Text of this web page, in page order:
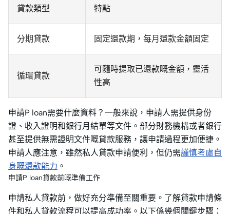
貸款類型 特點
分期貸款 固定還款期，每月還款金額固定
循環貸款
可隨時提取已還款嘅金額，靈活
性高
申請P loan需要什麼資料？一般來說，申請人需提供身份
證、收入證明和銀行月結單等文件。部分財務機構或者銀行
甚至提供無需證明文件嘅貸款服務，讓申請過程更加便捷。
申請人應注意，雖然私人貸款申請便利，但仍需謹慎考慮自
身嘅還款能力 。
申請P loan貸款前嘅準備工作
申請私人貸款前，做好充分準備至關重要。了解貸款申請條
件和私人貸款流程可以提高成功率。以下係幾個關鍵步驟：